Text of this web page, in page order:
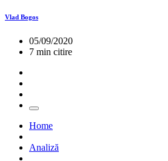
Vlad Bogos
05/09/2020
7 min citire
Home
Analiză